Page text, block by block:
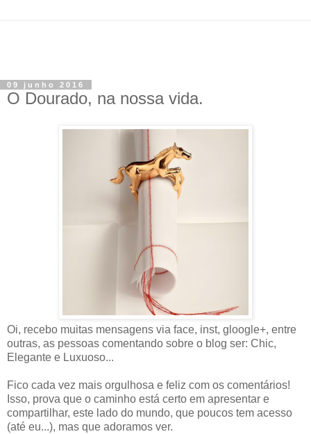
09 junho 2016
O Dourado, na nossa vida.
Oi, recebo muitas mensagens via face, inst, gloogle+, entre
outras, as pessoas comentando sobre o blog ser: Chic,
Elegante e Luxuoso...
Fico cada vez mais orgulhosa e feliz com os comentários!
Isso, prova que o caminho está certo em apresentar e
compartilhar, este lado do mundo, que poucos tem acesso
(até eu...), mas que adoramos ver.